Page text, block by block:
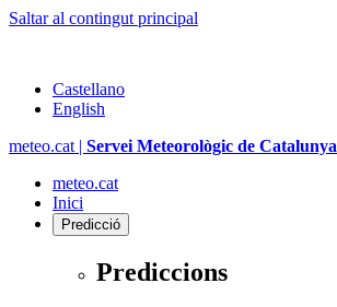
Saltar al contingut principal
Castellano
English
meteo.cat | Servei Meteorològic de Catalunya
meteo.cat
Inici
Predicció
Prediccions